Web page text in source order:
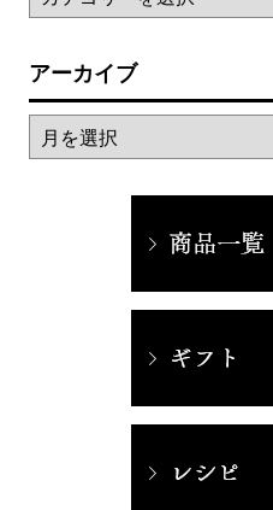
アーカイブ